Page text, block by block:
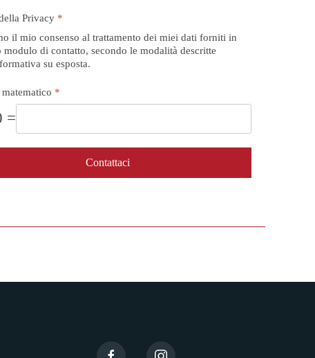
Privacy *
il mio consenso al trattamento dei miei dati forniti in
modulo di contatto, secondo le modalità descritte
su esposta.
*
=
Contattaci